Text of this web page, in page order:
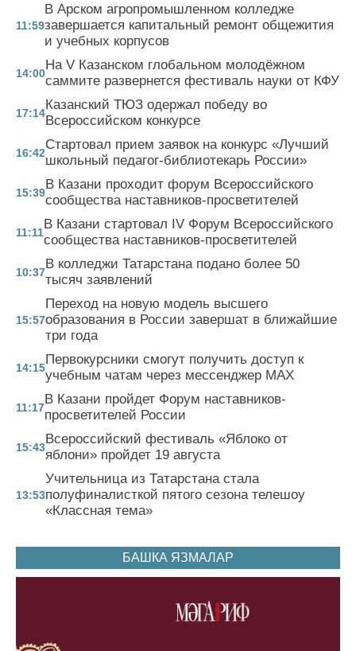
11:59
В Арском агропромышленном колледже
завершается капитальный ремонт общежития
и учебных корпусов
14:00
На V Казанском глобальном молодёжном
саммите развернется фестиваль науки от КФУ
17:14
Казанский ТЮЗ одержал победу во
Всероссийском конкурсе
16:42
Стартовал прием заявок на конкурс «Лучший
школьный педагог-библиотекарь России»
15:39
В Казани проходит форум Всероссийского
сообщества наставников-просветителей
11:11
В Казани стартовал IV Форум Всероссийского
сообщества наставников-просветителей
10:37
В колледжи Татарстана подано более 50
тысяч заявлений
15:57
Переход на новую модель высшего
образования в России завершат в ближайшие
три года
14:15
Первокурсники смогут получить доступ к
учебным чатам через мессенджер MAX
11:17
В Казани пройдет Форум наставников-
просветителей России
15:43
Всероссийский фестиваль «Яблоко от
яблони» пройдет 19 августа
13:53
Учительница из Татарстана стала
полуфиналисткой пятого сезона телешоу
«Классная тема»
БАШКА ЯЗМАЛАР